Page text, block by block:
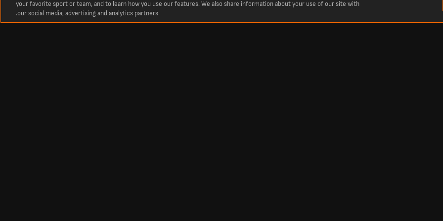
your favorite sport or team, and to learn how you use our features. We also share information about your use of our site with
our social media, advertising and analytics partners.